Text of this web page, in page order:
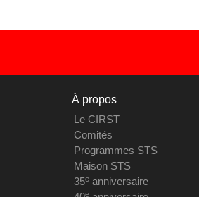
À propos
Le CIRST
Comités
Programmes STS
Maison STS
35eanniversaire
e